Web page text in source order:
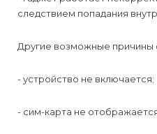
следствием попадания
Другие возможные причины
- устройство не включается;
- сим-карта не